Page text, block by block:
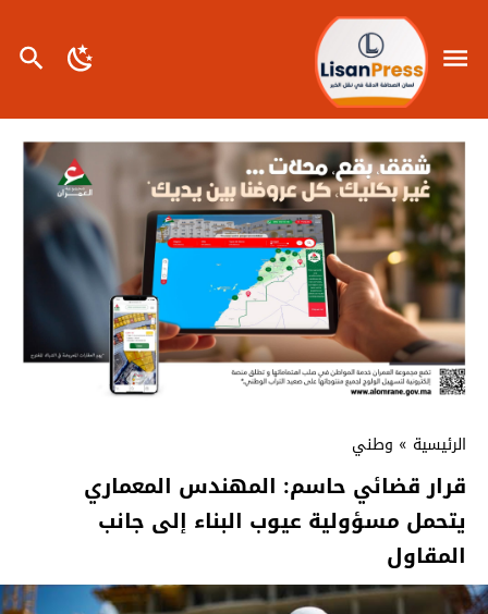
الرئيسية » وطني
قرار قضائي حاسم: المهندس المعماري
يتحمل مسؤولية عيوب البناء إلى جانب
المقاول